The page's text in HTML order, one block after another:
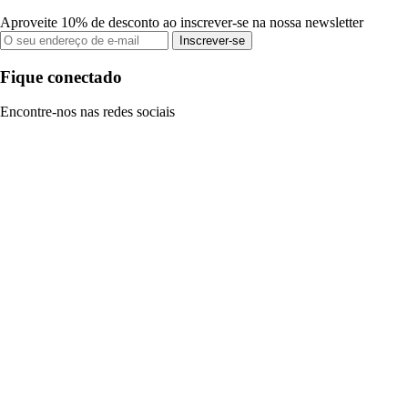
Aproveite 10% de desconto ao inscrever-se na nossa newsletter
Inscrever-se
Fique conectado
Encontre-nos nas redes sociais